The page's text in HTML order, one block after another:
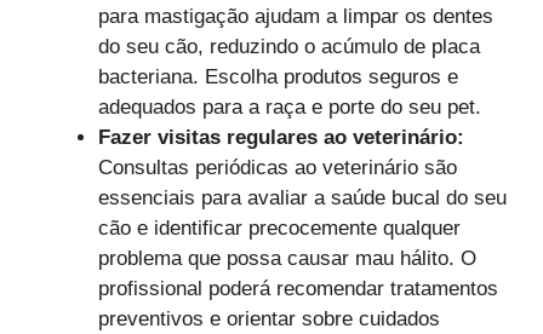
para mastigação ajudam a limpar os dentes
do seu cão, reduzindo o acúmulo de placa
bacteriana. Escolha produtos seguros e
adequados para a raça e porte do seu pet.
Fazer visitas regulares ao veterinário:
Consultas periódicas ao veterinário são
essenciais para avaliar a saúde bucal do seu
cão e identificar precocemente qualquer
problema que possa causar mau hálito. O
profissional poderá recomendar tratamentos
preventivos e orientar sobre cuidados